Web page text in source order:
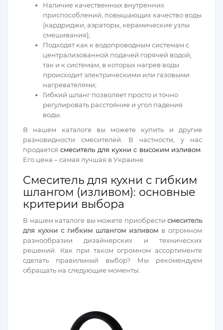
Наличие качественных внутренних
приспособлений, повышающих качество воды
(кардриджи, аэраторы, керамические узлы
смешивания);
Подходят как к водопроводным системам с
централизованной подачей горячей водой,
так и к системам, в которых нагрев воды
происходит электрическими или газовыми
нагревателями;
Гибкий шланг позволяет просто и точно
регулировать расстояние и угол падения
воды.
В нашем каталоге вы можете купить и другие
разновидности смесителей. В частности, у нас
продаетсясмеситель для кухни с высоким изливом
Его цена – самая лучшая в Украине.
Смеситель для кухни с гибким
шлангом (изливом): основные
критерии выбора
В нашем каталоге вы можете приобрести смеситель
для кухни с гибким шлангом изливом в огромном
разнообразии дизайнерских и технических
решений. Как при таком огромном ассортименте
сделать правильный выбор? Мы рекомендуем
обращать на следующие моменты: